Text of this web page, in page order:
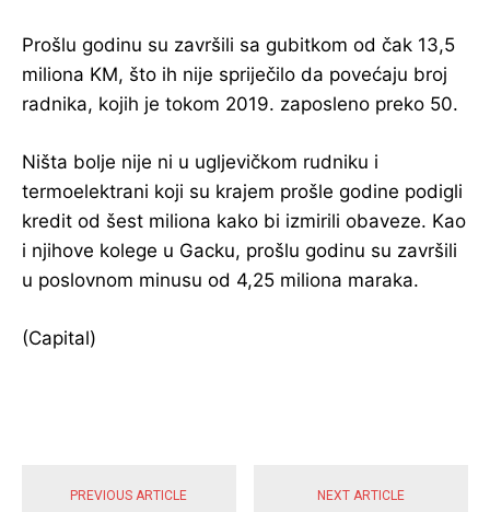
Prošlu godinu su završili sa gubitkom od čak 13,5
miliona KM, što ih nije spriječilo da povećaju broj
radnika, kojih je tokom 2019. zaposleno preko 50.
Ništa bolje nije ni u ugljevičkom rudniku i
termoelektrani koji su krajem prošle godine podigli
kredit od šest miliona kako bi izmirili obaveze. Kao
i njihove kolege u Gacku, prošlu godinu su završili
u poslovnom minusu od 4,25 miliona maraka.
(Capital)
PREVIOUS ARTICLE NEXT ARTICLE